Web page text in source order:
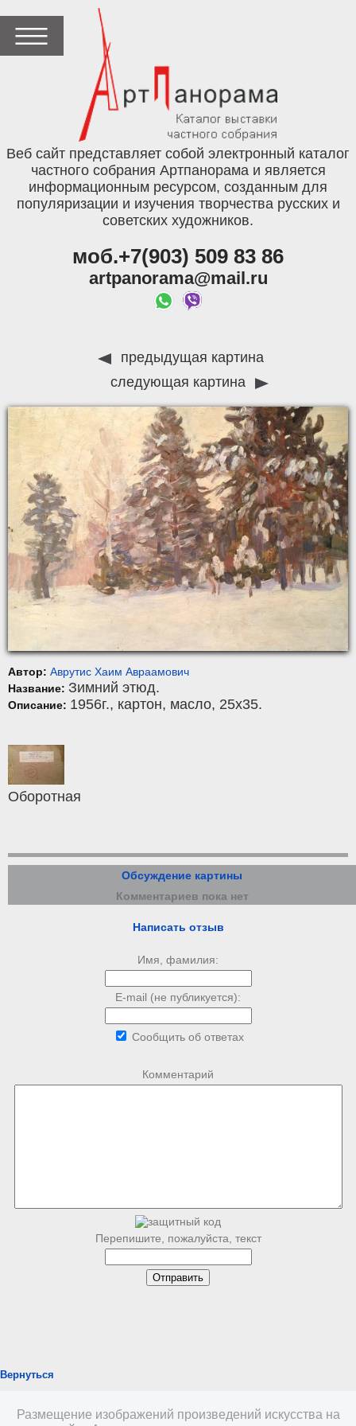
Веб сайт представляет собой электронный каталог
частного собрания Артпанорама и является
информационным ресурсом, созданным для
популяризации и изучения творчества русских и
советских художников.
моб.+7(903) 509 83 86
artpanorama@mail.ru
предыдущая картина
следующая картина
Автор: Аврутис Хаим Авраамович
Название: Зимний этюд.
Описание: 1956г., картон, масло, 25x35.
Оборотная
Обсуждение картины
Комментариев пока нет
Написать отзыв
Имя, фамилия:
E-mail (не публикуется):
Сообщить об ответах
Комментарий
Перепишите, пожалуйста, текст
Вернуться
Размещение изображений произведений искусства на